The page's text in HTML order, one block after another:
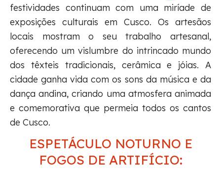
festividades continuam com uma miríade de
exposições culturais em Cusco. Os artesãos
locais mostram o seu trabalho artesanal,
oferecendo um vislumbre do intrincado mundo
dos têxteis tradicionais, cerâmica e jóias. A
cidade ganha vida com os sons da música e da
dança andina, criando uma atmosfera animada
e comemorativa que permeia todos os cantos
de Cusco.
ESPETÁCULO NOTURNO E
FOGOS DE ARTIFÍCIO: